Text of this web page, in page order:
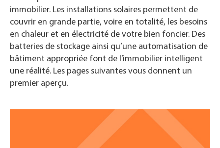
immobilier. Les installations solaires permettent de
couvrir en grande partie, voire en totalité, les besoins
en chaleur et en électricité de votre bien foncier. Des
batteries de stockage ainsi qu’une automatisation de
bâtiment appropriée font de l’immobilier intelligent
une réalité. Les pages suivantes vous donnent un
premier aperçu.